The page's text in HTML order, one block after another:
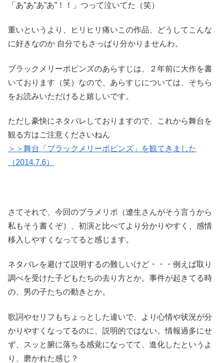
「あ”あ”あ”あ”！！」つって泣いてた（笑）
重いというより、ヒリヒリ痛いこの作品、どうしてこんな
に好きなのか 自分でもさっぱり分かりませんわ。
ブラックメリーポピンズのあらすじは、２年前に大作を書
いております（笑）なので、あらすじについては、そちら
をお読みいただけると嬉しいです。
ただし豪快にネタバレしておりますので、これから舞台を
観る方はご注意くださいねん
＞＞舞台「ブラックメリーポピンズ」を観てきました
（2014.7.6）
さてそれで、今回のブラメリポ（遼生さんがそう言うから
私もそう書くぞ）、初演と比べてより分かりやすく、感情
移入しやすくなってると感じます。
ネタバレを避けて説明するの難しいけど・・・例えば取り
調べを受けた子どもたちの去り方とか。事件が起きてる時
の、男の子たちの動きとか。
歌詞やセリフもちょっとした違いで、より心情や状況が分
かりやすくなってるのに、説明的ではない。情報過多にせ
ず、スッと腑に落ちる感覚になってて、進化したというよ
り、磨かれた感じ？